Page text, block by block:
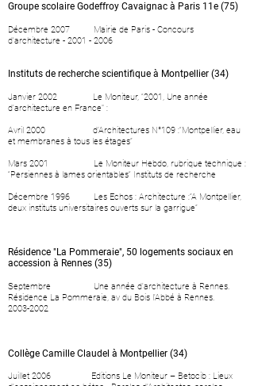
Groupe scolaire Godeffroy Cavaignac à Paris 11e (75)
Décembre 2007 Mairie de Paris - Concours
d'architecture - 2001 - 2006
Instituts de recherche scientifique à Montpellier (34)
Janvier 2002 Le Moniteur, “2001, Une année
d'architecture en France" :
Avril 2000 d’Architectures N°109 :“Montpellier, eau
et membranes à tous les étages”
Mars 2001 Le Moniteur Hebdo, rubrique technique :
“Persiennes à lames orientables“ Instituts de recherche
Décembre 1996 Les Echos : Architecture :”A Montpellier,
deux instituts universitaires ouverts sur la garrigue”
Résidence "La Pommeraie", 50 logements sociaux en
accession à Rennes (35)
Septembre Une année d'architecture à Rennes.
Résidence La Pommeraie, av du Bois l'Abbé à Rennes.
2003-2002
Collège Camille Claudel à Montpellier (34)
Juillet 2006 Editions Le Moniteur – Betocib : Lieux